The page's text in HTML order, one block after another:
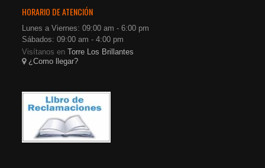
HORARIO DE ATENCIÓN
Lunes a Viernes: 09:00 am - 6:00 pm
Sábados: 09:00 am - 4:00 pm
Visítanos enTorre Los Brillantes
¿Como llegar?